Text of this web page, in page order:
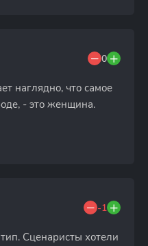
0
наглядно, что самое
- это женщина.
-1
Сценаристы хотели